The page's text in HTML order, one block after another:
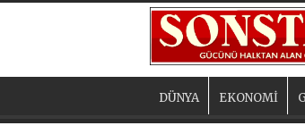
DÜNYA EKONOMİ